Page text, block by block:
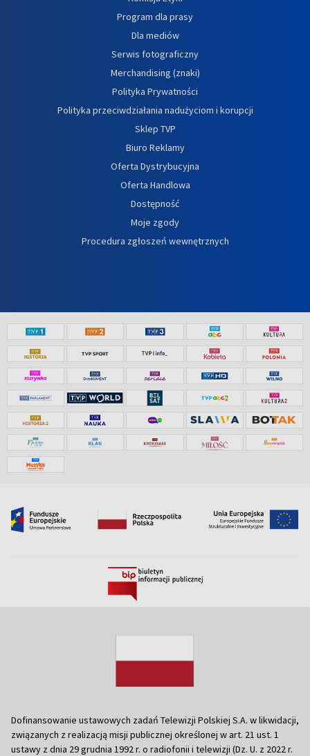
Program dla prasy
Dla mediów
Serwis fotograficzny
Merchandising (znaki)
Polityka Prywatności
Polityka przeciwdziałania nadużyciom i korupcji
Sklep TVP
Biuro Reklamy
Oferta Dystrybucyjna
Oferta Handlowa
Dostępność
Moje zgody
Procedura zgłoszeń wewnętrznych
Dofinansowanie ustawowych zadań Telewizji Polskiej S.A. w likwidacji,
związanych z realizacją misji publicznej określonej w art. 21 ust. 1
ustawy z dnia 29 grudnia 1992 r. o radiofonii i telewizji (Dz. U. z 2022 r.